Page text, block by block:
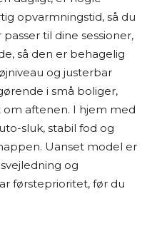
opvarmningstid, så du
til dine sessioner,
så den er behagelig
og justerbar
i små boliger,
aftenen. I hjem med
sluk, stabil fod og
Uanset model er
og
førsteprioritet, før du